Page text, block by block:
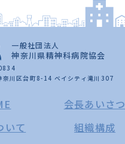
一般社団法人
神奈川県精神科病院協会
奈川区台町8-14 ベイシティ滝川307
会長あいさつ
いて
組織構成